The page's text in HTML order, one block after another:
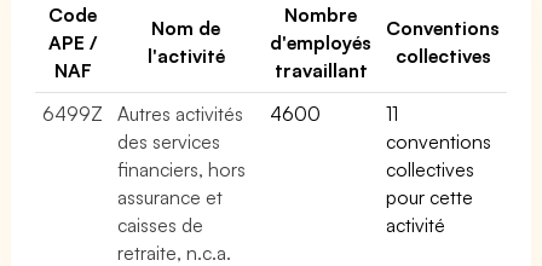
Code
APE /
NAF
Nom de
l'activité
Nombre
d'employés
travaillant
Conventions
collectives
6499Z
Autres activités
des services
financiers, hors
assurance et
caisses de
retraite, n.c.a.
4600
11
conventions
collectives
pour cette
activité